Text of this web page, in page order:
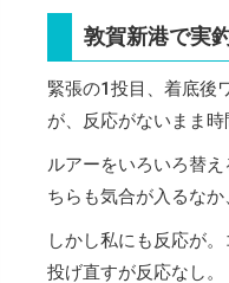
敦賀新港で実
緊張の1投目、着底後
が、反応がないまま時
ルアーをいろいろ替
ちらも気合が入るなか
しかし私にも反応が
投げ直すが反応なし。